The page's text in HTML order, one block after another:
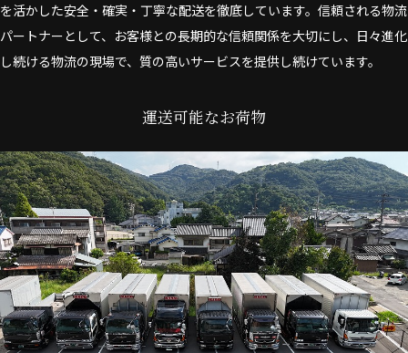
を活かした安全・確実・丁寧な配送を徹底しています。信頼される物流
パートナーとして、お客様との長期的な信頼関係を大切にし、日々進化
し続ける物流の現場で、質の高いサービスを提供し続けています。
運送可能なお荷物